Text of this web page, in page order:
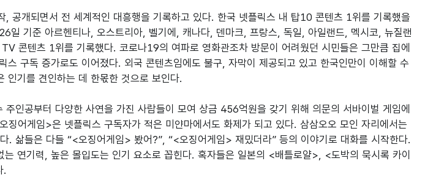
공개되면서 전 세계적인 대흥행을 기록하고 있다. 한국 넷플릭스 내 탑10 콘텐츠 1위를 기록했을
일 기준 아르헨티나, 오스트리아, 벨기에, 캐나다, 덴마크, 프랑스, 독일, 아일랜드, 멕시코, 뉴질랜
콘텐츠 1위를 기록했다. 코로나19의 여파로 영화관조차 방문이 어려웠던 시민들은 그만큼 집에
스 구독 증가로도 이어졌다. 외국 콘텐츠임에도 불구, 자막이 제공되고 있고 한국인만이 이해할 수
인기를 견인하는 데 한몫한 것으로 보인다.
인공부터 다양한 사연을 가진 사람들이 모여 상금 456억원을 갖기 위해 의문의 서바이벌 게임에
징어게임>은 넷플릭스 구독자가 적은 미얀마에서도 화제가 되고 있다. 삼삼오오 모인 자리에서는
. 삶들은 다들 “<오징어게임> 봤어?”, “<오징어게임> 재밌더라” 등의 이야기로 대화를 시작한다.
연기력, 높은 몰입도는 인기 요소로 꼽힌다. 혹자들은 일본의 <배틀로얄>, <도박의 묵시록 카이
.